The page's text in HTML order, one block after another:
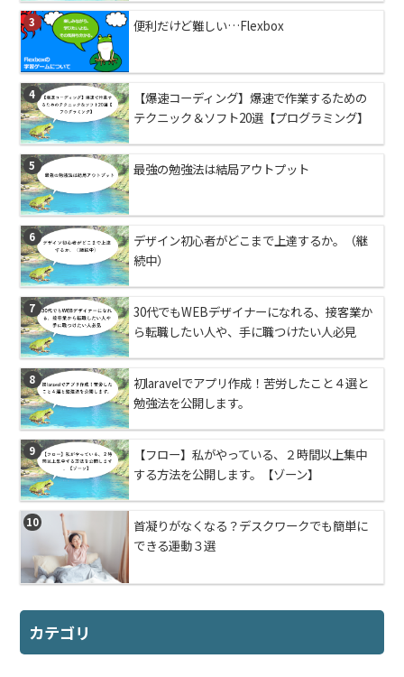
3 便利だけど難しい…Flexbox
4
【爆速コーディング】爆速で作業するための
テクニック＆ソフト20選【プログラミング】
5 最強の勉強法は結局アウトプット
6
デザイン初心者がどこまで上達するか。（継
続中）
7
30代でもWEBデザイナーになれる、接客業か
ら転職したい人や、手に職つけたい人必見
8
初laravelでアプリ作成！苦労したこと４選と
勉強法を公開します。
9
【フロー】私がやっている、２時間以上集中
する方法を公開します。【ゾーン】
10
首凝りがなくなる？デスクワークでも簡単に
できる運動３選
カテゴリ